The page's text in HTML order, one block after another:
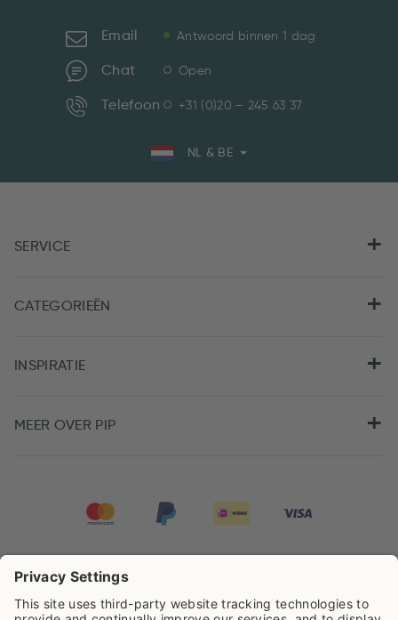
Email Antwoord binnen 1 dag
Chat Open
Telefoon +31 (0)20 – 245 63 37
NL & BE
SERVICE
CATEGORIEËN
INSPIRATIE
MEER OVER PIP